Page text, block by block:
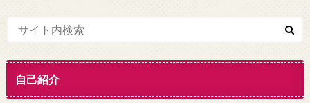
自己紹介